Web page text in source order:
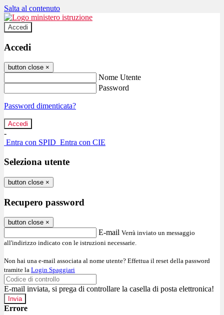
Salta al contenuto
Accedi
Accedi
button close ×
Nome Utente
Password
Password dimenticata?
-
Entra con SPID Entra con CIE
Seleziona utente
button close ×
Recupero password
button close ×
E-mail Verrà inviato un messaggio
all'indirizzo indicato con le istruzioni necessarie.
Non hai una e-mail associata al nome utente? Effettua il reset della password
tramite la Login Spaggiari
E-mail inviata, si prega di controllare la casella di posta elettronica!
Errore